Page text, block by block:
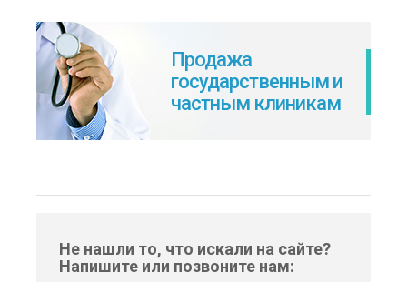
Продажа
государственным и
частным клиникам
Не нашли то, что искали на сайте?
Напишите или позвоните нам: